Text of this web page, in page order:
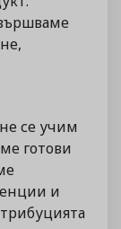
се учим
готови
и